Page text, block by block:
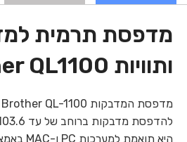
מדפסת ‏תרמית
ותוויות Brother QL1100
להדפסת מדבקות ברוחב של עד 103.6 מ"מ.